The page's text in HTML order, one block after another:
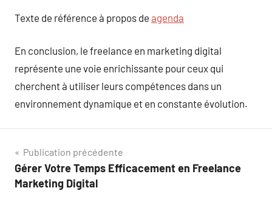
Texte de référence à propos de agenda
En conclusion, le freelance en marketing digital
représente une voie enrichissante pour ceux qui
cherchent à utiliser leurs compétences dans un
environnement dynamique et en constante évolution.
Navigation
de
Publication précédente
Gérer Votre Temps Efficacement en Freelance
Marketing Digital